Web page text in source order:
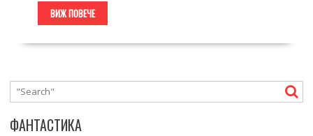
ВИЖ ПОВЕЧЕ
ФАНТАСТИКА